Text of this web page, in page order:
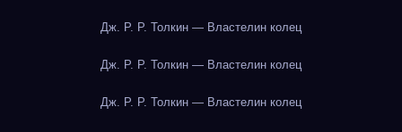
Дж. Р. Р. Толкин — Властелин колец
Дж. Р. Р. Толкин — Властелин колец
Дж. Р. Р. Толкин — Властелин колец